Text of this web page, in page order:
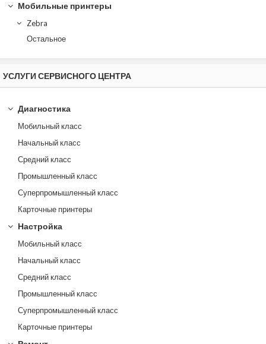
Мобильные принтеры
Zebra
Остальное
УСЛУГИ СЕРВИСНОГО ЦЕНТРА
Диагностика
Мобильный класс
Начальный класс
Средний класс
Промышленный класс
Суперпромышленный класс
Карточные принтеры
Настройка
Мобильный класс
Начальный класс
Средний класс
Промышленный класс
Суперпромышленный класс
Карточные принтеры